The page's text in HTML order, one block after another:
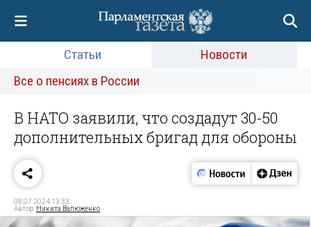
Статьи
Новости
Все о пенсиях в России
В НАТО заявили, что создадут 30-50
дополнительных бригад для обороны
08.07.2024 13:33
Автор: Никита Валюженко